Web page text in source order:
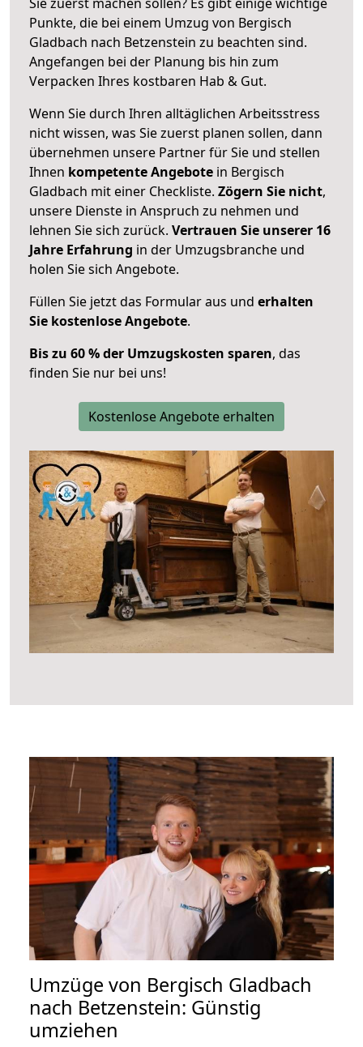
Punkte, die bei einem Umzug von Bergisch
Gladbach nach Betzenstein zu beachten sind.
Angefangen bei der Planung bis hin zum
Verpacken Ihres kostbaren Hab & Gut.
Wenn Sie durch Ihren alltäglichen Arbeitsstress
nicht wissen, was Sie zuerst planen sollen, dann
übernehmen unsere Partner für Sie und stellen
Ihnen kompetente Angebote in Bergisch
Gladbach mit einer Checkliste. Zögern Sie nicht,
unsere Dienste in Anspruch zu nehmen und
lehnen Sie sich zurück. Vertrauen Sie unserer 16
Jahre Erfahrung in der Umzugsbranche und
holen Sie sich Angebote.
Füllen Sie jetzt das Formular aus und erhalten
Sie kostenlose Angebote.
Bis zu 60 % der Umzugskosten sparen, das
finden Sie nur bei uns!
Kostenlose Angebote erhalten
Umzüge von Bergisch Gladbach
nach Betzenstein: Günstig
umziehen